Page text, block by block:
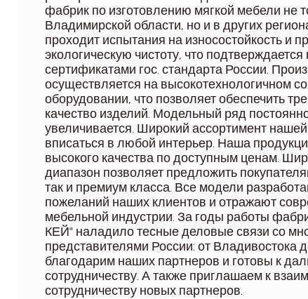
фабрик по изготовлению мягкой мебели не
Владимирской области, но и в других
проходит испытания на износостойкость и
экологическую чистоту, что подтверждается
сертификатами гос. стандарта России.
осуществляется на высокотехнологичном
оборудовании, что позволяет обеспечить
качество изделий. Модельный ряд
увеличивается. Широкий ассортимент
вписаться в любой интерьер. Наша
высокого качества по доступным ценам.
диапазон позволяет предложить
так и премиум класса. Все модели
пожеланий наших клиентов и отражают
мебельной индустрии. За годы работы
КЕЙ" наладило тесные деловые связи со
представителями России: от Владивостока
благодарим наших партнеров и готовы к
сотрудничеству. А также приглашаем к
сотрудничеству новых партнеров.